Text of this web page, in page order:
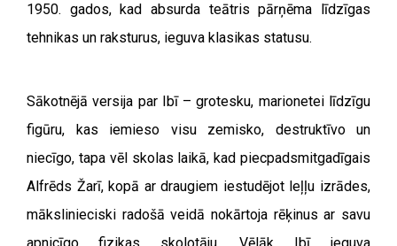
1950. gados, kad absurda teātris pārņēma līdzīgas
tehnikas un raksturus, ieguva klasikas statusu.
Sākotnējā versija par Ibī – grotesku, marionetei līdzīgu
figūru, kas iemieso visu zemisko, destruktīvo un
niecīgo, tapa vēl skolas laikā, kad piecpadsmitgadīgais
Alfrēds Žarī, kopā ar draugiem iestudējot leļļu izrādes,
mākslinieciski radošā veidā nokārtoja rēķinus ar savu